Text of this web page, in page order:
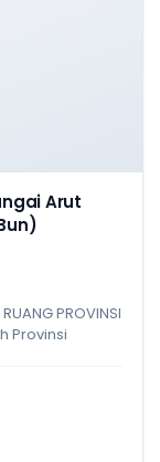
Arut
PROVINSI
Provinsi